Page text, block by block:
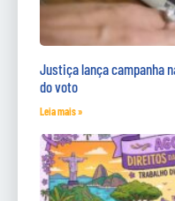
Justiça lança campanha
do voto
Leia mais »